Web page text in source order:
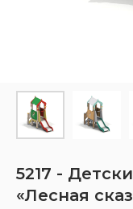
5217 -
«Лесная